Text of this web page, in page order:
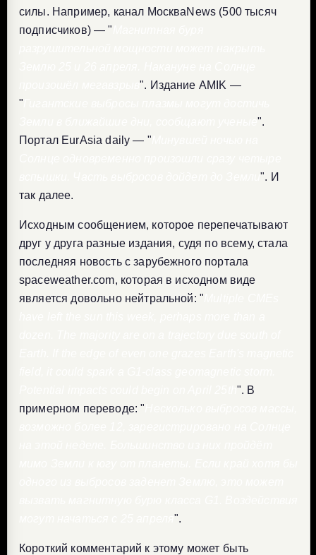
силы. Например, канал МоскваNews (500 тысяч
подписчиков) — "
произошёл мегавзрыв". Издание AMIK —
"
Земли в ближайшие дни, сообщают ученые".
Портал EurAsia daily — "
вспышки. Часть выбросов дойдет до Земли". И
так далее.
Исходным сообщением, которое перепечатывают
друг у друга разные издания, судя по всему, стала
последняя новость с зарубежного портала
spaceweather.com, которая в исходном виде
является довольно нейтральной: "
". В
примерном переводе: "
могут начаться с 25 апреля".
Короткий комментарий к этому может быть